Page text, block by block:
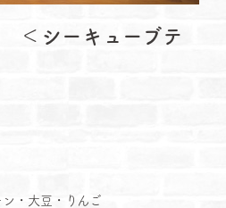
シーキューブテ
・大豆・りんご